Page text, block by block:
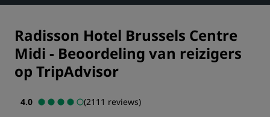
Radisson Hotel Brussels Centre
Midi - Beoordeling van reizigers
op TripAdvisor
4.0 (2111 reviews)